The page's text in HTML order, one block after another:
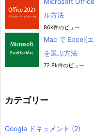
ル方法
86k件のビュー
Mac で Excel(
を選ぶ方法
72.8k件のビュー
カテゴリー
Google ドキュメント (2)